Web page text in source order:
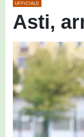
UFFICIALE
Asti,